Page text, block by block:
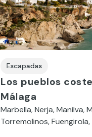
Escapadas
Los pueblos
Málaga
Marbella, Nerja, Manilva,
Torremolinos,